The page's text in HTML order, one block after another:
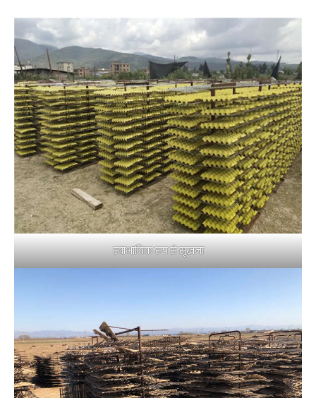
स्वाभाविक रूप से सूखना